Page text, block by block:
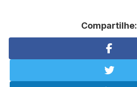
Compartilhe: